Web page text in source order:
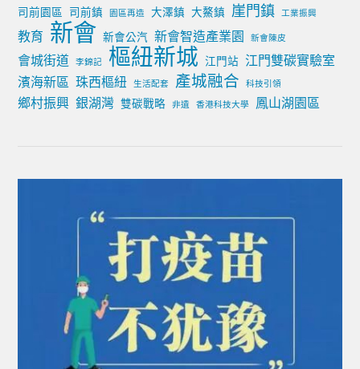
司前園區 司前鎮 園區再造 大澤鎮 大鰲鎮 崖門鎮 工業振興
教育 新會 新會公汽 新會智造產業園 新會陳皮
會城街道 李錦記 樞紐新城 江門站
江門雙碳實驗室
濱海新區 珠西樞紐 生活配套 產城融合 科技引領
鄉村振興 銀湖灣 雙碳戰略 非遺 香港科技大學 鳳山湖園區